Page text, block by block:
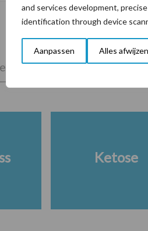
and services development,
identification through device
Aanpassen Alles afwijzen
Veevoer
Ketose